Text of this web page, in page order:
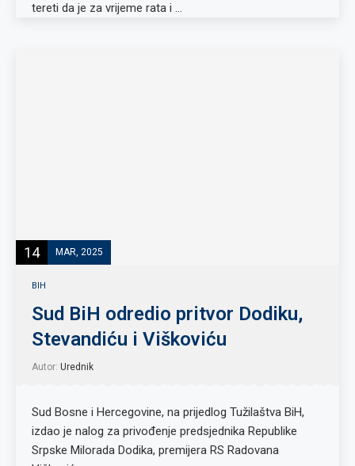
tereti da je za vrijeme rata i …
14 MAR, 2025
BIH
Sud BiH odredio pritvor Dodiku,
Stevandiću i Viškoviću
Autor: Urednik
Sud Bosne i Hercegovine, na prijedlog Tužilaštva BiH,
izdao je nalog za privođenje predsjednika Republike
Srpske Milorada Dodika, premijera RS Radovana